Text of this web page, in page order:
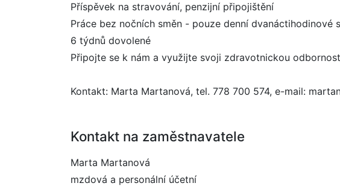
Příspěvek na stravování, penzijní připojištění
Práce bez nočních směn - pouze denní dvanáctihodinové
6 týdnů dovolené
Připojte se k nám a využijte svoji zdravotnickou
Kontakt: Marta Martanová, tel. 778 700 574, e-mail:
Kontakt na zaměstnavatele
Marta Martanová
mzdová a personální účetní